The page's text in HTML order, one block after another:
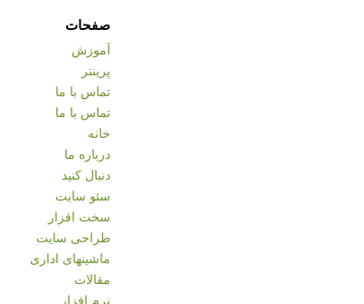
صفحات
آموزش
پرینتر
تماس با ما
تماس با ما
خانه
درباره ما
دنبال کنید
سئو سایت
سخت افزار
طراحی سایت
ماشینهای اداری
مقالات
نرم افزار